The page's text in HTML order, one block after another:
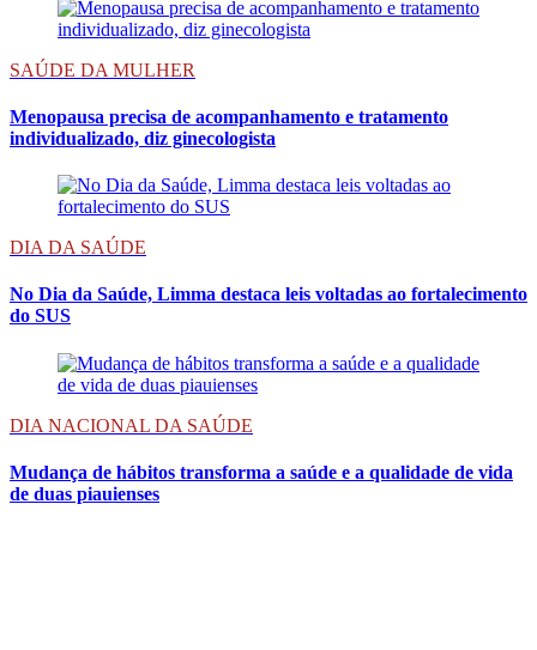
SAÚDE DA MULHER
Menopausa precisa de acompanhamento e tratamento
individualizado, diz ginecologista
DIA DA SAÚDE
No Dia da Saúde, Limma destaca leis voltadas ao fortalecimento
do SUS
DIA NACIONAL DA SAÚDE
Mudança de hábitos transforma a saúde e a qualidade de vida
de duas piauienses